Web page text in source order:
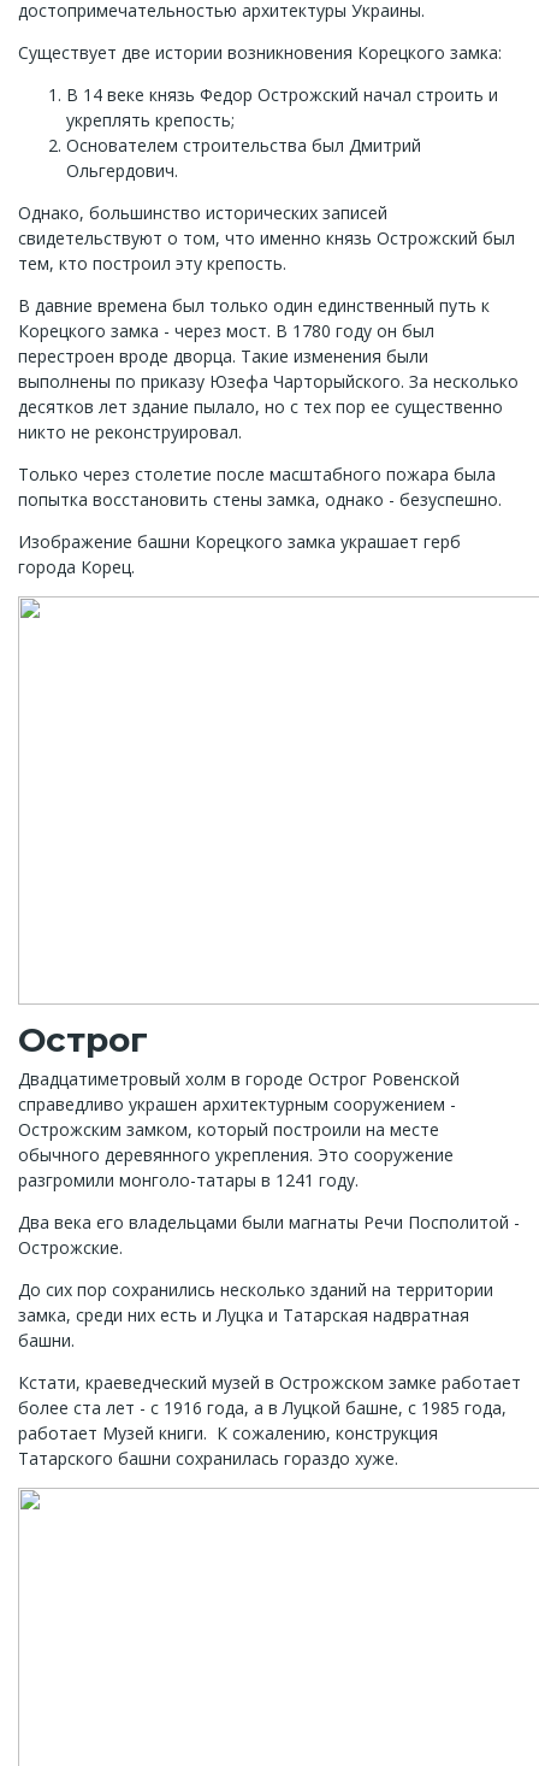
достопримечательностью архитектуры Украины.
Существует две истории возникновения Корецкого замка:
В 14 веке князь Федор Острожский начал строить и
укреплять крепость;
Основателем строительства был Дмитрий
Ольгердович.
Однако, большинство исторических записей
свидетельствуют о том, что именно князь Острожский был
тем, кто построил эту крепость.
В давние времена был только один единственный путь к
Корецкого замка - через мост. В 1780 году он был
перестроен вроде дворца. Такие изменения были
выполнены по приказу Юзефа Чарторыйского. За несколько
десятков лет здание пылало, но с тех пор ее существенно
никто не реконструировал.
Только через столетие после масштабного пожара была
попытка восстановить стены замка, однако - безуспешно.
Изображение башни Корецкого замка украшает герб
города Корец.
Острог
Двадцатиметровый холм в городе Острог Ровенской
справедливо украшен архитектурным сооружением -
Острожским замком, который построили на месте
обычного деревянного укрепления. Это сооружение
разгромили монголо-татары в 1241 году.
Два века его владельцами были магнаты Речи Посполитой -
Острожские.
До сих пор сохранились несколько зданий на территории
замка, среди них есть и Луцка и Татарская надвратная
башни.
Кстати, краеведческий музей в Острожском замке работает
более ста лет - с 1916 года, а в Луцкой башне, с 1985 года,
работает Музей книги. К сожалению, конструкция
Татарского башни сохранилась гораздо хуже.